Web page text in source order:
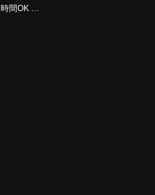
時間OK …